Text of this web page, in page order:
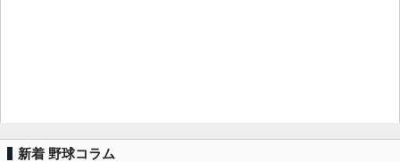
新着 野球コラム